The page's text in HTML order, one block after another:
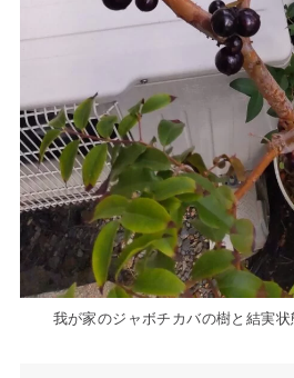
我が家のジャボチカバの樹と結実状